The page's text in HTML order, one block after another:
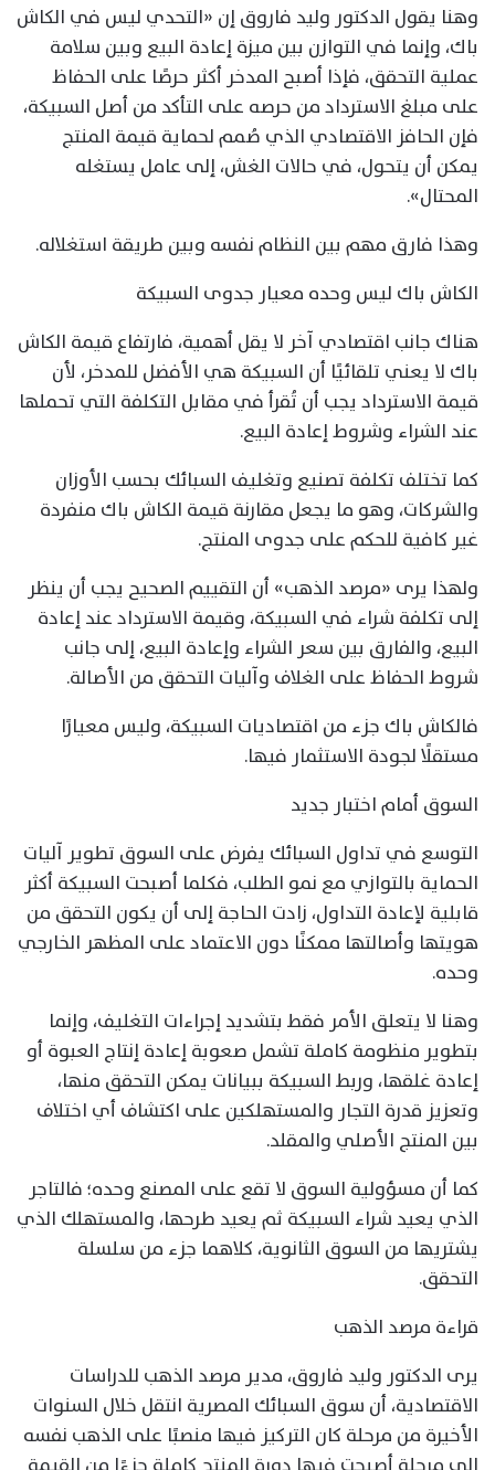
وهنا يقول الدكتور وليد فاروق إن «التحدي ليس في الكاش
باك، وإنما في التوازن بين ميزة إعادة البيع وبين سلامة
عملية التحقق، فإذا أصبح المدخر أكثر حرصًا على الحفاظ
على مبلغ الاسترداد من حرصه على التأكد من أصل السبيكة،
فإن الحافز الاقتصادي الذي صُمم لحماية قيمة المنتج
يمكن أن يتحول، في حالات الغش، إلى عامل يستغله
المحتال».
وهذا فارق مهم بين النظام نفسه وبين طريقة استغلاله.
الكاش باك ليس وحده معيار جدوى السبيكة
هناك جانب اقتصادي آخر لا يقل أهمية، فارتفاع قيمة الكاش
باك لا يعني تلقائيًا أن السبيكة هي الأفضل للمدخر، لأن
قيمة الاسترداد يجب أن تُقرأ في مقابل التكلفة التي تحملها
عند الشراء وشروط إعادة البيع.
كما تختلف تكلفة تصنيع وتغليف السبائك بحسب الأوزان
والشركات، وهو ما يجعل مقارنة قيمة الكاش باك منفردة
غير كافية للحكم على جدوى المنتج.
ولهذا يرى «مرصد الذهب» أن التقييم الصحيح يجب أن ينظر
إلى تكلفة شراء في السبيكة، وقيمة الاسترداد عند إعادة
البيع، والفارق بين سعر الشراء وإعادة البيع، إلى جانب
شروط الحفاظ على الغلاف وآليات التحقق من الأصالة.
فالكاش باك جزء من اقتصاديات السبيكة، وليس معيارًا
مستقلًا لجودة الاستثمار فيها.
السوق أمام اختبار جديد
التوسع في تداول السبائك يفرض على السوق تطوير آليات
الحماية بالتوازي مع نمو الطلب، فكلما أصبحت السبيكة أكثر
قابلية لإعادة التداول، زادت الحاجة إلى أن يكون التحقق من
هويتها وأصالتها ممكنًا دون الاعتماد على المظهر الخارجي
وحده.
وهنا لا يتعلق الأمر فقط بتشديد إجراءات التغليف، وإنما
بتطوير منظومة كاملة تشمل صعوبة إعادة إنتاج العبوة أو
إعادة غلقها، وربط السبيكة ببيانات يمكن التحقق منها،
وتعزيز قدرة التجار والمستهلكين على اكتشاف أي اختلاف
بين المنتج الأصلي والمقلد.
كما أن مسؤولية السوق لا تقع على المصنع وحده؛ فالتاجر
الذي يعيد شراء السبيكة ثم يعيد طرحها، والمستهلك الذي
يشتريها من السوق الثانوية، كلاهما جزء من سلسلة
التحقق.
قراءة مرصد الذهب
يرى الدكتور وليد فاروق، مدير مرصد الذهب للدراسات
الاقتصادية، أن سوق السبائك المصرية انتقل خلال السنوات
الأخيرة من مرحلة كان التركيز فيها منصبًا على الذهب نفسه